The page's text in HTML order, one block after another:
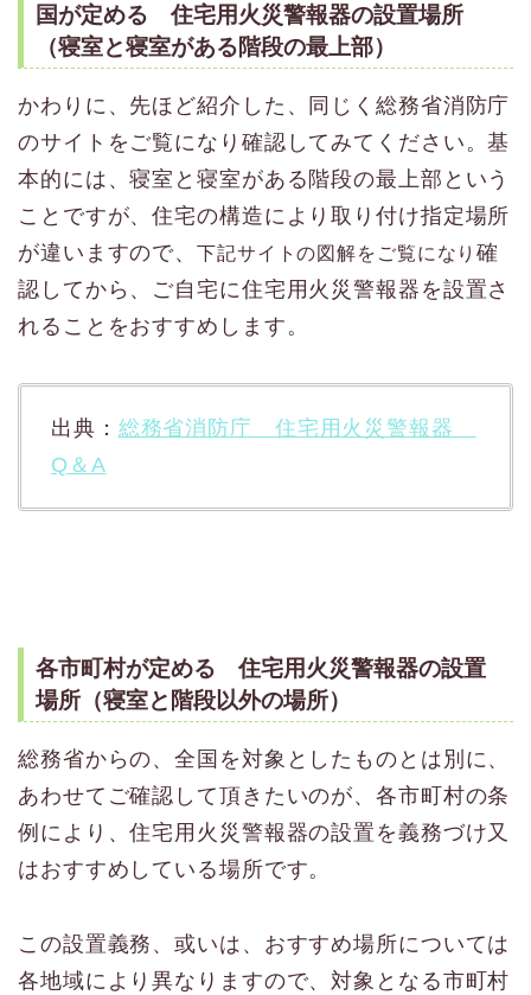
国が定める 住宅用火災警報器の設置場所
（寝室と寝室がある階段の最上部）
かわりに、先ほど紹介した、同じく総務省消防庁
のサイトをご覧になり確認してみてください。基
本的には、寝室と寝室がある階段の最上部という
ことですが、住宅の構造により取り付け指定場所
が違いますので、下記サイトの図解をご覧になり確
認してから、ご自宅に住宅用火災警報器を設置さ
れることをおすすめします。
出典： 総務省消防庁 住宅用火災警報器
Q＆A
各市町村が定める 住宅用火災警報器の設置
場所（寝室と階段以外の場所）
総務省からの、全国を対象としたものとは別に、
あわせてご確認して頂きたいのが、各市町村の条
例により、住宅用火災警報器の設置を義務づけ又
はおすすめしている場所です。
この設置義務、或いは、おすすめ場所については
各地域により異なりますので、対象となる市町村